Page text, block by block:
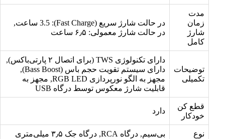
مدت
زمان
شارژ
کامل
در حالت شارژ سریع (Fast Charge): 3.5 ساعت,
در حالت شارژ معمولی: ۶٫۵ ساعت
توضیحات
تکمیلی
دارای تکنولوژی TWS (برای اتصال ۲ پارتی‌باکس),
دارای سیستم تقویت حجم باس (Bass Boost),
مجهز به الگو نورپردازی RGB LED, مجهز به
قابلیت شارژ معکوس توسط درگاه USB
قطع کن
خودکار
دارد
نوع بی‌سیم, درگاه RCA, درگاه جک ۳٫۵ میلی‌متری